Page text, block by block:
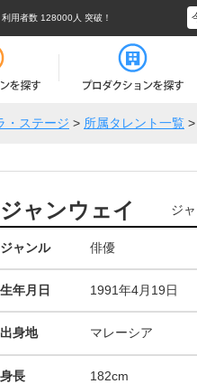
利用者数 128000人 突破！
・ステージ > 所属タレント一覧 >
ジャンウェイ ジ
ジャンル 俳優
生年月日 1991年4月19日
出身地 マレーシア
身長 182cm